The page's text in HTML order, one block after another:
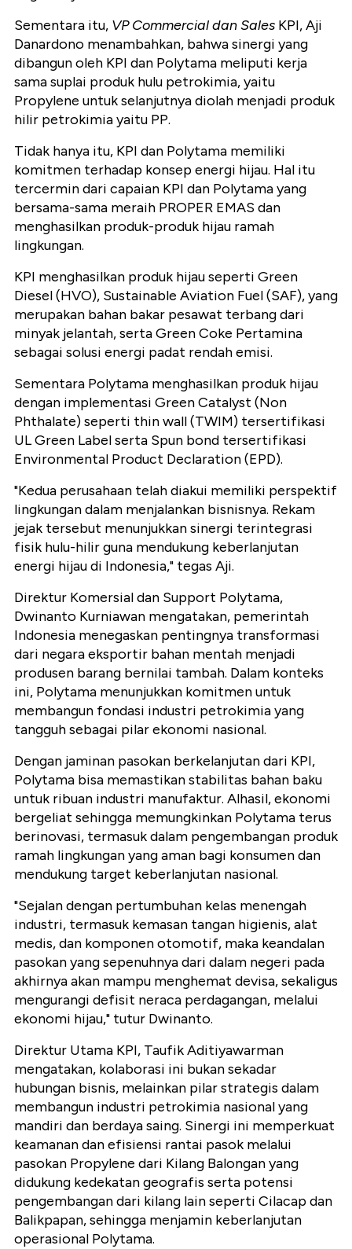
Sementara itu, VP Commercial dan Sales KPI, Aji
Danardono menambahkan, bahwa sinergi yang
dibangun oleh KPI dan Polytama meliputi kerja
sama suplai produk hulu petrokimia, yaitu
Propylene untuk selanjutnya diolah menjadi produk
hilir petrokimia yaitu PP.
Tidak hanya itu, KPI dan Polytama memiliki
komitmen terhadap konsep energi hijau. Hal itu
tercermin dari capaian KPI dan Polytama yang
bersama-sama meraih PROPER EMAS dan
menghasilkan produk-produk hijau ramah
lingkungan.
KPI menghasilkan produk hijau seperti Green
Diesel (HVO), Sustainable Aviation Fuel (SAF), yang
merupakan bahan bakar pesawat terbang dari
minyak jelantah, serta Green Coke Pertamina
sebagai solusi energi padat rendah emisi.
Sementara Polytama menghasilkan produk hijau
dengan implementasi Green Catalyst (Non
Phthalate) seperti thin wall (TWIM) tersertifikasi
UL Green Label serta Spun bond tersertifikasi
Environmental Product Declaration (EPD).
"Kedua perusahaan telah diakui memiliki perspektif
lingkungan dalam menjalankan bisnisnya. Rekam
jejak tersebut menunjukkan sinergi terintegrasi
fisik hulu-hilir guna mendukung keberlanjutan
energi hijau di Indonesia," tegas Aji.
Direktur Komersial dan Support Polytama,
Dwinanto Kurniawan mengatakan, pemerintah
Indonesia menegaskan pentingnya transformasi
dari negara eksportir bahan mentah menjadi
produsen barang bernilai tambah. Dalam konteks
ini, Polytama menunjukkan komitmen untuk
membangun fondasi industri petrokimia yang
tangguh sebagai pilar ekonomi nasional.
Dengan jaminan pasokan berkelanjutan dari KPI,
Polytama bisa memastikan stabilitas bahan baku
untuk ribuan industri manufaktur. Alhasil, ekonomi
bergeliat sehingga memungkinkan Polytama terus
berinovasi, termasuk dalam pengembangan produk
ramah lingkungan yang aman bagi konsumen dan
mendukung target keberlanjutan nasional.
"Sejalan dengan pertumbuhan kelas menengah
industri, termasuk kemasan tangan higienis, alat
medis, dan komponen otomotif, maka keandalan
pasokan yang sepenuhnya dari dalam negeri pada
akhirnya akan mampu menghemat devisa, sekaligus
mengurangi defisit neraca perdagangan, melalui
ekonomi hijau," tutur Dwinanto.
Direktur Utama KPI, Taufik Aditiyawarman
mengatakan, kolaborasi ini bukan sekadar
hubungan bisnis, melainkan pilar strategis dalam
membangun industri petrokimia nasional yang
mandiri dan berdaya saing. Sinergi ini memperkuat
keamanan dan efisiensi rantai pasok melalui
pasokan Propylene dari Kilang Balongan yang
didukung kedekatan geografis serta potensi
pengembangan dari kilang lain seperti Cilacap dan
Balikpapan, sehingga menjamin keberlanjutan
operasional Polytama.